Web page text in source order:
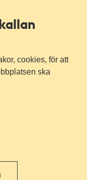
cookies, för att
ska